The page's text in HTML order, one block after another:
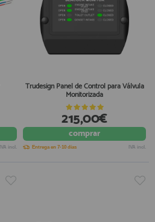
IVA incl.
Trudesign Panel de Control para Válvula
Monitorizada
215,00€
comprar
Entrega en 7-10 días IVA incl.